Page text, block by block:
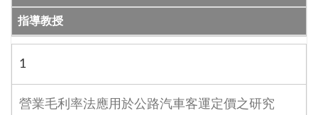
指導教授
1
營業毛利率法應用於公路汽車客運定價之研究